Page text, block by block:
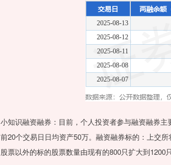
小知识融资融券：目前，个人投资者参与融资融券
前20个交易日日均资产50万。融资融券标的：上交
股票以外的标的股票数量由现有的800只扩大到1200只